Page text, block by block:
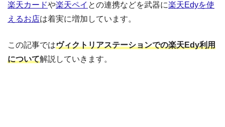
楽天カードや楽天ペイ との連携などを武器に楽天Edyを使
えるお店は着実に増加しています。
この記事ではヴィクトリアステーションでの楽天Edy利用
について解説していきます。